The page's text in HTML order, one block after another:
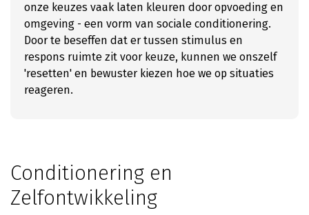
onze keuzes vaak laten kleuren door opvoeding en
omgeving - een vorm van sociale conditionering.
Door te beseffen dat er tussen stimulus en
respons ruimte zit voor keuze, kunnen we onszelf
'resetten' en bewuster kiezen hoe we op situaties
reageren.
Conditionering en
Zelfontwikkeling